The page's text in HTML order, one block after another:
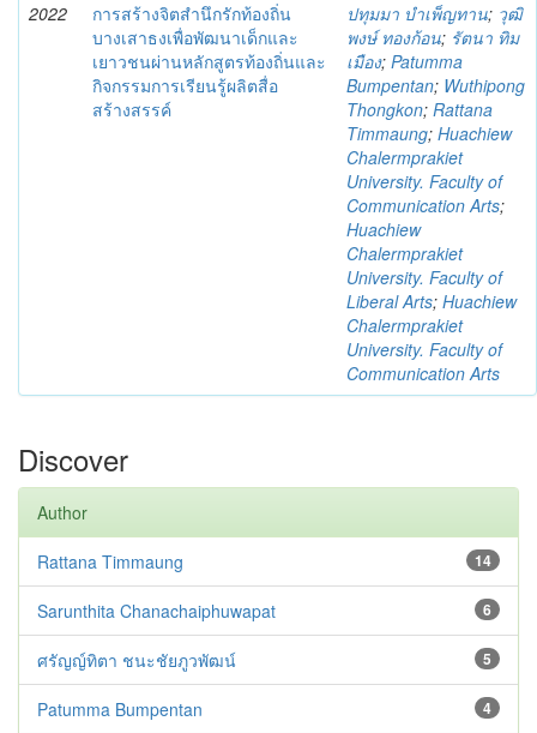
2022
การสร้างจิตสำนึกรักท้องถิ่น
บางเสาธงเพื่อพัฒนาเด็กและ
เยาวชนผ่านหลักสูตรท้องถิ่นและ
กิจกรรมการเรียนรู้ผลิตสื่อ
สร้างสรรค์
ปทุมมา บำเพ็ญทาน; วุฒิ
พงษ์ ทองก้อน; รัตนา ทิม
เมือง; Patumma
Bumpentan; Wuthipong
Thongkon; Rattana
Timmaung; Huachiew
Chalermprakiet
University. Faculty of
Communication Arts;
Huachiew
Chalermprakiet
University. Faculty of
Liberal Arts; Huachiew
Chalermprakiet
University. Faculty of
Communication Arts
Discover
Author
14
Rattana Timmaung
6
Sarunthita Chanachaiphuwapat
5
ศรัญญ์ทิตา ชนะชัยภูวพัฒน์
4
Patumma Bumpentan